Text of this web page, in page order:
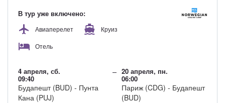
В тур уже включено:
Авиаперелет
Круиз
Отель
4 апреля, сб.
09:40
Будапешт (BUD) - Пунта
Кана (PUJ)
20 апреля, пн.
06:00
Париж (CDG) - Будапешт
(BUD)
Мы свяжемся с вами и сделаем резерв этого тура!